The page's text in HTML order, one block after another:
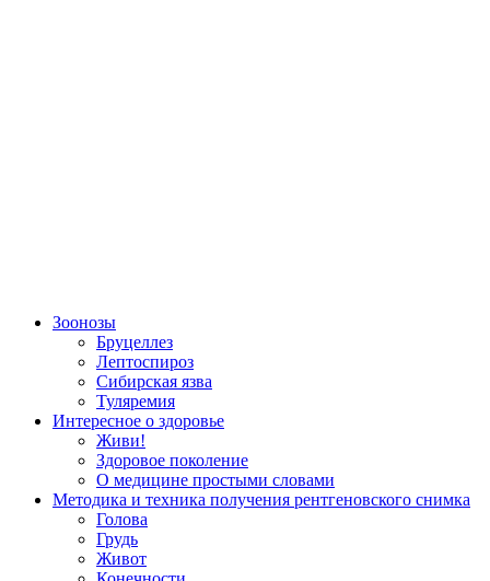
Зоонозы
Бруцеллез
Лептоспироз
Сибирская язва
Туляремия
Интересное о здоровье
Живи!
Здоровое поколение
О медицине простыми словами
Методика и техника получения рентгеновского снимка
Голова
Грудь
Живот